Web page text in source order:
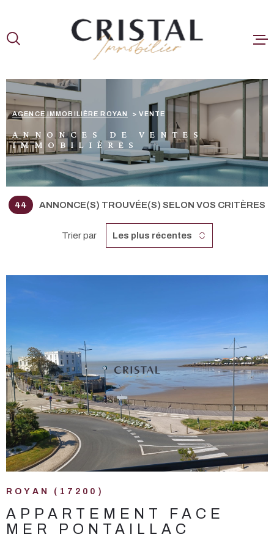
recherche
menu
principal
contenu
NOS BIENS
CONTACT
AGENCE IMMOBILIÈRE ROYAN VENTE
ANNONCES DE VENTES
IMMOBILIÈRES
44 ANNONCE(S) TROUVÉE(S) SELON VOS CRITÈRES
Trier par Les plus récentes
ROYAN (17200)
APPARTEMENT FACE
MER PONTAILLAC
VOIR LE BIEN